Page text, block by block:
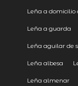
Leña a domicilio
Leña a guarda
Leña aguilar de
Leña albesa
Leña almenar